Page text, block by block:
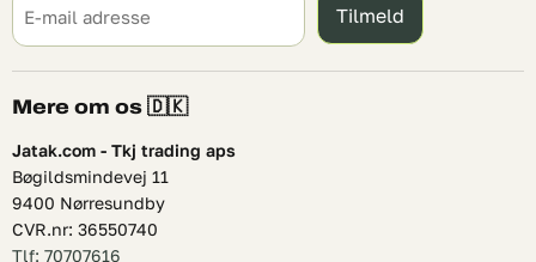
E-mail adresse Tilmeld
Mere om os 🇩🇰
Jatak.com - Tkj trading aps
Bøgildsmindevej 11
9400 Nørresundby
CVR.nr: 36550740
Tlf: 70707616